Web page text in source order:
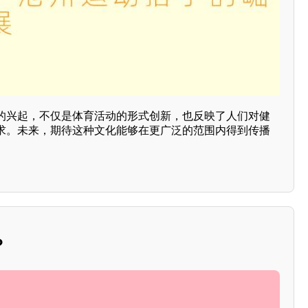
兴起，不仅是体育活动的形式创新，也反映了人们对健
。未来，期待这种文化能够在更广泛的范围内得到传播